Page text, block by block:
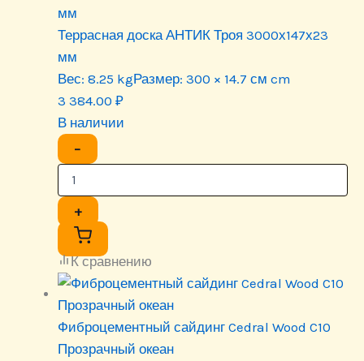
мм
Террасная доска АНТИК Троя 3000х147х23
мм
Вес: 8.25 kgРазмер: 300 × 14.7 см cm
3 384.00 ₽
В наличии
−
+
К сравнению
Фиброцементный сайдинг Cedral Wood C10
Прозрачный океан